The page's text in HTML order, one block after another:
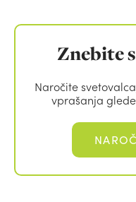
Znebite
Naročite
vprašanja